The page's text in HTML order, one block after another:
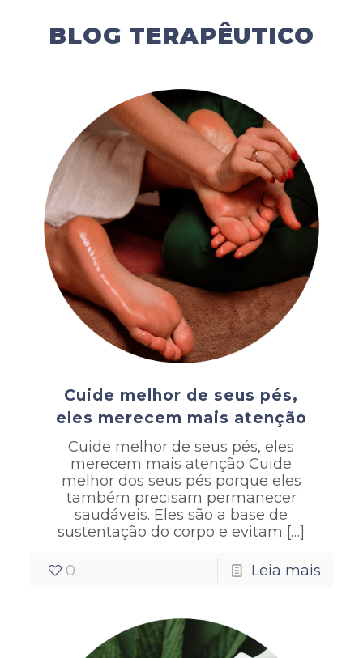
BLOG TERAPÊUTICO
Cuide melhor de seus pés,
eles merecem mais atenção
Cuide melhor de seus pés, eles
merecem mais atenção Cuide
melhor dos seus pés porque eles
também precisam permanecer
saudáveis. Eles são a base de
sustentação do corpo e evitam […]
0 Leia mais